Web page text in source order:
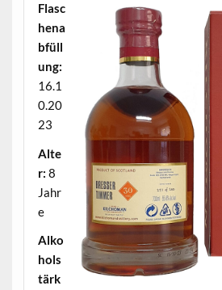
Flasc
hena
bfüll
ung:
16.1
0.20
23
Alte
r: 8
Jahr
e
Alko
hols
tärk